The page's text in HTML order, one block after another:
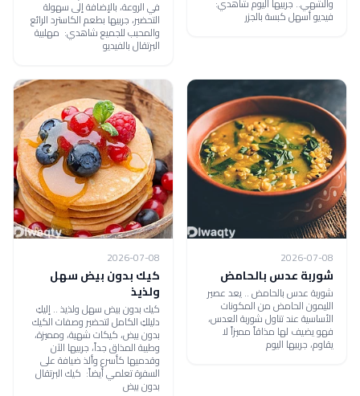
فيديو أسهل كبسة بالجزر
في الروعة، بالإضافة إلى سهولة
التحضير، جربيها بطعم الكاسترد الرائع
والمحبب للجميع شاهدي: مهلبية
البرتقال بالفيديو
2026-07-08
شوربة عدس بالحامض
شوربة عدس بالحامض .. يعد عصير
الليمون الحامض من المكونات
الأساسية عند تناول شوربة العدس،
فهو يضيف لها مذاقاً مميزاً لا
يقاوم، جربيها اليوم
2026-07-08
كيك بدون بيض سهل
ولذيذ
كيك بدون بيض سهل ولذيذ .. إليكِ
دليلكِ الكامل لتحضير وصفات الكيك
بدون بيض، كيكات شهية، ومميزة،
وطيبة المذاق جداً، جربيها الآن
وقدميها كأسرع وألذ ضيافة على
السفرة تعلمي أيضاً: كيك البرتقال
بدون بيض